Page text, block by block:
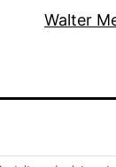
Walter